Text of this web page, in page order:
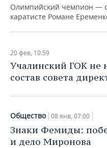
Олимпийский чемпион —
каратисте Романе
20 фев, 10:59
Учалинский ГОК не
состав совета
Общество 08 янв, 07:00
Знаки Фемиды:
и дело Миронова